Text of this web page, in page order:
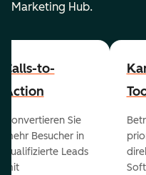
Marketing Hub.
Calls-to-
Action
Konvertieren Sie
mehr Besucher in
qualifizierte Leads
mit